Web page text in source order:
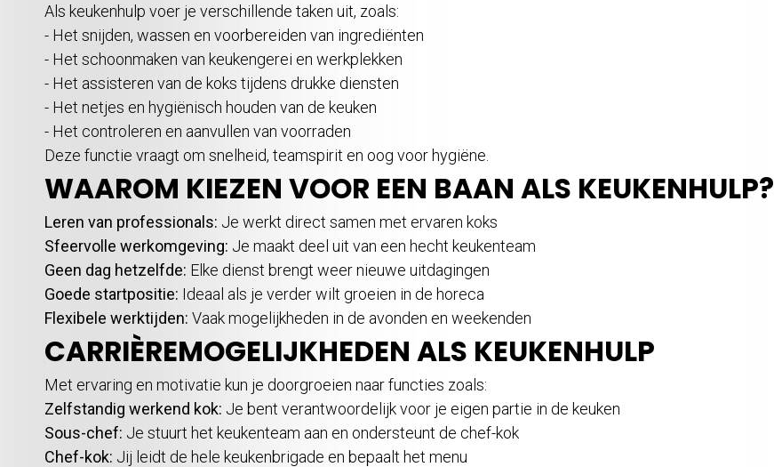
Als keukenhulp voer je verschillende taken uit, zoals:
- Het snijden, wassen en voorbereiden van ingrediënten
- Het schoonmaken van keukengerei en werkplekken
- Het assisteren van de koks tijdens drukke diensten
- Het netjes en hygiënisch houden van de keuken
- Het controleren en aanvullen van voorraden
Deze functie vraagt om snelheid, teamspirit en oog voor hygiëne.
WAAROM KIEZEN VOOR EEN BAAN ALS KEUKENHULP?
Leren van professionals: Je werkt direct samen met ervaren koks
Sfeervolle werkomgeving: Je maakt deel uit van een hecht keukenteam
Geen dag hetzelfde: Elke dienst brengt weer nieuwe uitdagingen
Goede startpositie: Ideaal als je verder wilt groeien in de horeca
Flexibele werktijden: Vaak mogelijkheden in de avonden en weekenden
CARRIÈREMOGELIJKHEDEN ALS KEUKENHULP
Met ervaring en motivatie kun je doorgroeien naar functies zoals:
Zelfstandig werkend kok: Je bent verantwoordelijk voor je eigen partie in de keuken
Sous-chef: Je stuurt het keukenteam aan en ondersteunt de chef-kok
Chef-kok: Jij leidt de hele keukenbrigade en bepaalt het menu